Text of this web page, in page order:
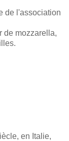
de l'association
de mozzarella,
en Italie,